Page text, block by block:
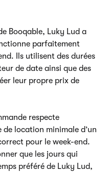
Booqable, Luky Lud a
parfaitement
Ils utilisent des durées
de date ainsi que des
leur propre prix de
respecte
location minimale d’un
pour le week-end.
que les jours qui
préféré de Luky Lud,